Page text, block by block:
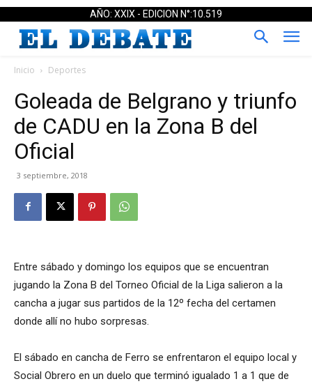
AÑO: XXIX - EDICION N°:10.519
Inicio Deportes
Goleada de Belgrano y triunfo
de CADU en la Zona B del
Oficial
3 septiembre, 2018
Entre sábado y domingo los equipos que se encuentran
jugando la Zona B del Torneo Oficial de la Liga salieron a la
cancha a jugar sus partidos de la 12º fecha del certamen
donde allí no hubo sorpresas.
El sábado en cancha de Ferro se enfrentaron el equipo local y
Social Obrero en un duelo que terminó igualado 1 a 1 que de